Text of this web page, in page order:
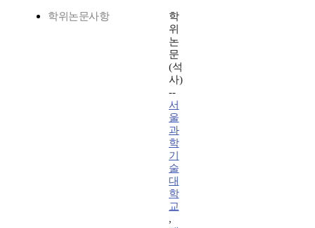
학위논문사항
학
위
논
문
(석
사)
--
서
울
과
학
기
술
대
학
교
,